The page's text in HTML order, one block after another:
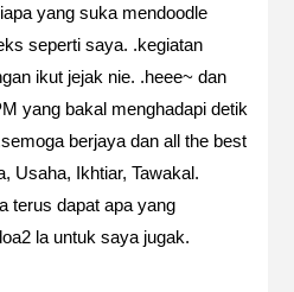
yang suka mendoodle
seperti saya. .kegiatan
ikut jejak nie. .heee~ dan
yang bakal menghadapi detik
berjaya dan all the best
Usaha, Ikhtiar, Tawakal.
terus dapat apa yang
la untuk saya jugak.